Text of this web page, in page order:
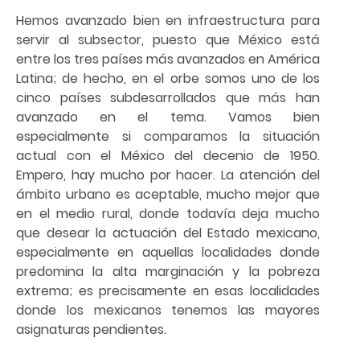
Hemos avanzado bien en infraestructura para
servir al subsector, puesto que México está
entre los tres países más avanzados en América
Latina; de hecho, en el orbe somos uno de los
cinco países subdesarrollados que más han
avanzado en el tema. Vamos bien
especialmente si comparamos la situación
actual con el México del decenio de 1950.
Empero, hay mucho por hacer. La atención del
ámbito urbano es aceptable, mucho mejor que
en el medio rural, donde todavía deja mucho
que desear la actuación del Estado mexicano,
especialmente en aquellas localidades donde
predomina la alta marginación y la pobreza
extrema; es precisamente en esas localidades
donde los mexicanos tenemos las mayores
asignaturas pendientes.